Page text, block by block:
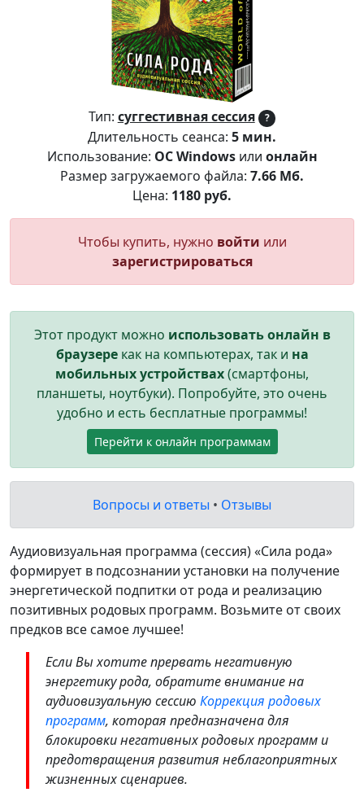
Тип: суггестивная сессия ?
Длительность сеанса: 5 мин.
Использование: ОС Windowsили онлайн
Размер загружаемого файла: 7.66 Мб.
Цена: 1180 руб.
Чтобы купить, нужно войти или
зарегистрироваться
Этот продукт можно использовать онлайн в
браузерекак на компьютерах, так и на
мобильных устройствах(смартфоны,
планшеты, ноутбуки). Попробуйте, это очень
удобно и есть бесплатные программы!
Перейти к онлайн программам
Вопросы и ответы • Отзывы
Аудиовизуальная программа (сессия) «Сила рода»
формирует в подсознании установки на получение
энергетической подпитки от рода и реализацию
позитивных родовых программ. Возьмите от своих
предков все самое лучшее!
Если Вы хотите прервать негативную
энергетику рода, обратите внимание на
аудиовизуальную сессию Коррекция родовых
программ, которая предназначена для
блокировки негативных родовых программ и
предотвращения развития неблагоприятных
жизненных сценариев.